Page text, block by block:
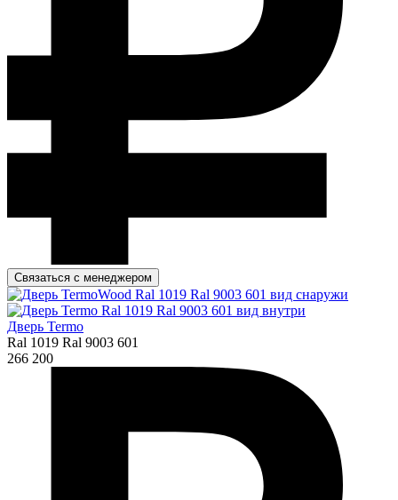
Связаться с менеджером
Дверь Termo
Ral 1019 Ral 9003 601
266 200